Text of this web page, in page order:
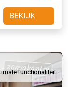
en boek
BEKIJK
zonvakantie
functionaliteit.